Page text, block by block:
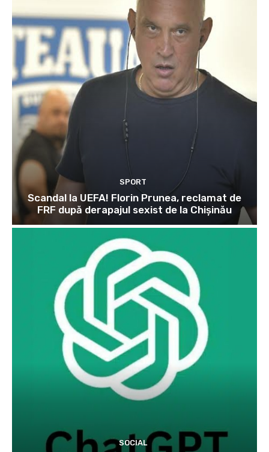
SPORT
Scandal la UEFA! Florin Prunea, reclamat de
FRF după derapajul sexist de la Chișinău
SOCIAL